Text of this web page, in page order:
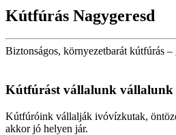
Kútfúrás Nagygeresd
Biztonságos, környezetbarát kútfúrás
Kútfúrást vállalunk vállalunk
Kútfúróink vállalják ivóvízkutak,
akkor jó helyen jár.